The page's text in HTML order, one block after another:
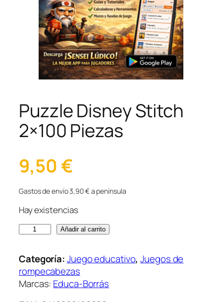
Puzzle Disney Stitch
2×100 Piezas
9,50 €
Gastos de envío 3,90 € a península
Hay existencias
z
z
l
e
Añadir al carrito
Categoría:Juego educativo, Juegos de
rompecabezas
Marcas: Educa-Borrás